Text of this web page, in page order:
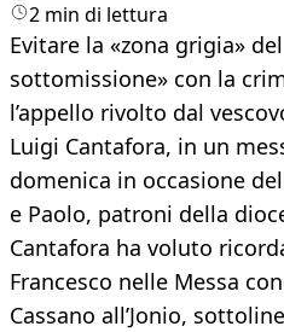
2 min di lettura
​Evitare la «zona grigia»
sottomissione» con la
l’appello rivolto dal
Luigi Cantafora, in un
domenica in occasione
e Paolo, patroni della
Cantafora ha voluto
Francesco nelle Messa
Cassano all’Jonio,